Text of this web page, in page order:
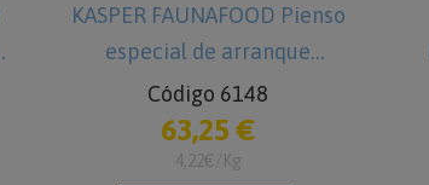
KASPER FAUNAFOOD Pienso
especial de arranque
Microflotante para Anátidas 15
kg Comida para Patitos
Código 6148
63,25 €
4,22€/Kg